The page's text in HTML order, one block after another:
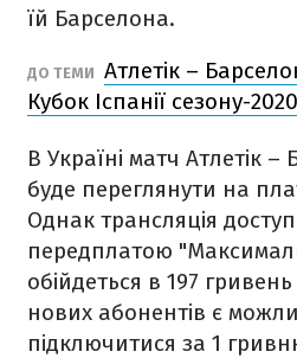
їй Барселона.
ДО ТЕМИ Атлетік –
Кубок Іспанії сезону-
В Україні матч Атлетік
буде переглянути на
Однак трансляція
передплатою
обійдеться в 197
нових абонентів є
підключитися за 1